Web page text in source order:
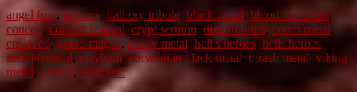
angel fury, bathory, bathory tribute, black metal, blood fire death,
concert, concert festival, crypt sermon, demon bitch, doom metal,
enslaved, grand magus, heavy metal hell's heroes, hells heroes
metal festival, mayhem, norwegian black metal thrash metal, viking
metal, watain, whiplash